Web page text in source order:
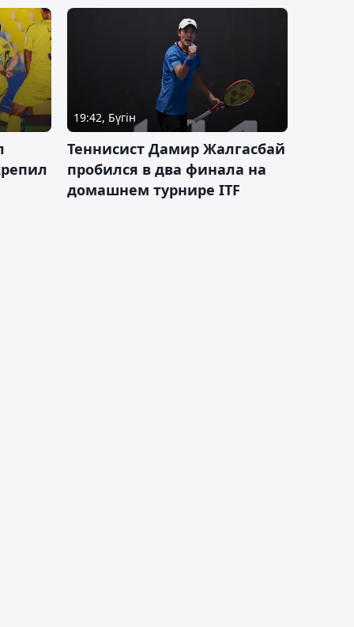
19:42, Бүгін
Теннисист Дамир Жалгасбай
пробился в два финала на
домашнем турнире ITF